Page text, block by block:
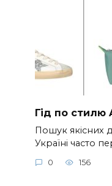
Гід по стилю
Пошук якісних
Україні часто
0 156